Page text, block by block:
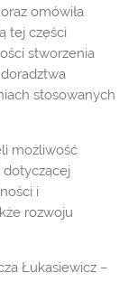
omówiła
tej części
stworzenia
stosowanych
możliwość
dotyczącej
i
rozwoju
Łukasiewicz –